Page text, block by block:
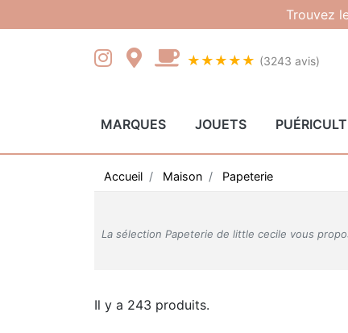
Trouvez
★★★★★ (3243 avis)
MARQUES JOUETS
Accueil Maison Papeterie
La sélection Papeterie de little cecile vous
Il y a 243 produits.